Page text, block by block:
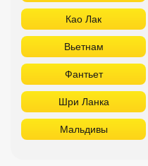
Као Лак
Вьетнам
Фантьет
Шри Ланка
Мальдивы